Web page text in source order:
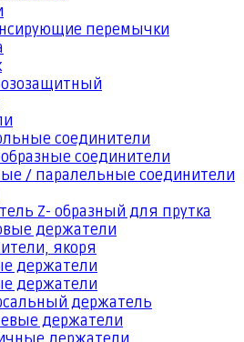
перемычки
соединители
соединители
/ паралельные соединители
Z- образный для прутка
держатели
якоря
держатели
держатели
держатель
держатели